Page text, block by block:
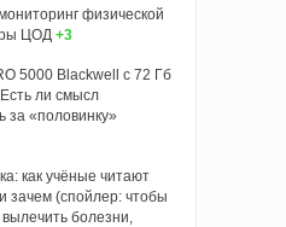
физической
ЦОД +3
5000 Blackwell с 72 Гб
ли смысл
за «половинку»
как учёные читают
зачем (спойлер: чтобы
болезни,